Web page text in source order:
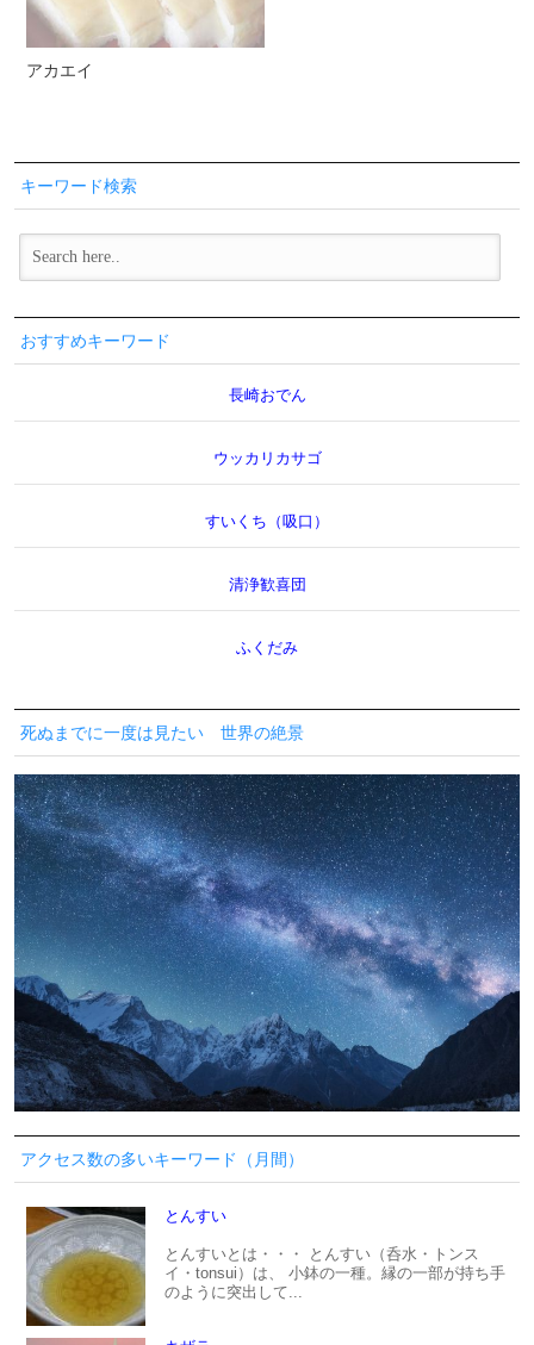
アカエイ
キーワード検索
おすすめキーワード
長崎おでん
ウッカリカサゴ
すいくち（吸口）
清浄歓喜団
ふくだみ
死ぬまでに一度は見たい 世界の絶景
アクセス数の多いキーワード（月間）
とんすい
とんすいとは・・・ とんすい（呑水・トンス
イ・tonsui）は、 小鉢の一種。縁の一部が持ち手
のように突出して...